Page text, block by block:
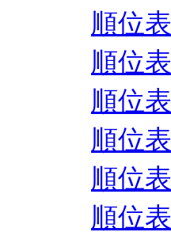
順位表
順位表
順位表
順位表
順位表
順位表